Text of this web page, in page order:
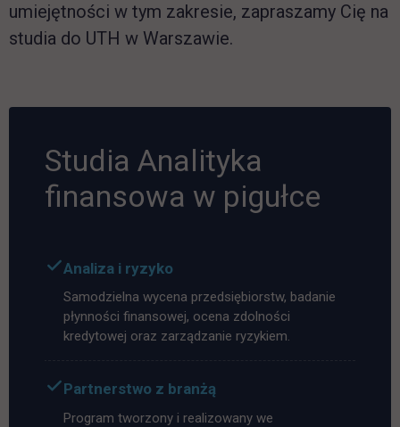
umiejętności w tym zakresie, zapraszamy Cię na
studia do UTH w Warszawie.
Studia Analityka
finansowa w pigułce
Analiza i ryzyko
Samodzielna wycena przedsiębiorstw, badanie
płynności finansowej, ocena zdolności
kredytowej oraz zarządzanie ryzykiem.
Partnerstwo z branżą
Program tworzony i realizowany we